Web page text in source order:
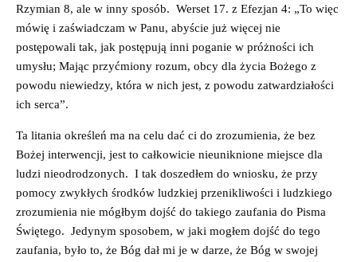
Rzymian 8, ale w inny sposób. Werset 17. z Efezjan 4: „To więc
mówię i zaświadczam w Panu, abyście już więcej nie
postępowali tak, jak postępują inni poganie w próżności ich
umysłu; Mając przyćmiony rozum, obcy dla życia Bożego z
powodu niewiedzy, która w nich jest, z powodu zatwardziałości
ich serca”.
Ta litania określeń ma na celu dać ci do zrozumienia, że bez
Bożej interwencji, jest to całkowicie nieuniknione miejsce dla
ludzi nieodrodzonych. I tak doszedłem do wniosku, że przy
pomocy zwykłych środków ludzkiej przenikliwości i ludzkiego
zrozumienia nie mógłbym dojść do takiego zaufania do Pisma
Świętego. Jedynym sposobem, w jaki mogłem dojść do tego
zaufania, było to, że Bóg dał mi je w darze, że Bóg w swojej